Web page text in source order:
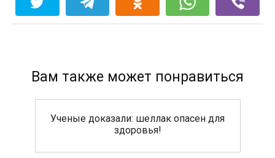
Вам также может понравиться
Ученые доказали: шеллак опасен для
здоровья!